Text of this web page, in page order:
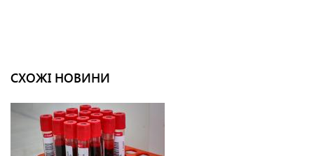
СХОЖІ НОВИНИ